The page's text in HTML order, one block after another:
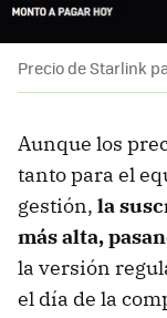
Precio de Starlink
Aunque los
tanto para el
gestión, la
más alta,
la versión
el día de la